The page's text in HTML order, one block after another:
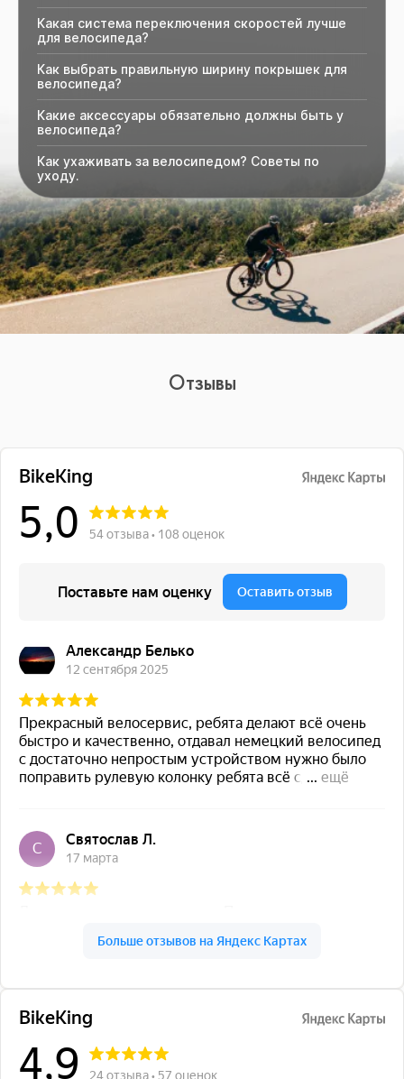
Какая система переключения скоростей лучше
для велосипеда?
Как выбрать правильную ширину покрышек для
велосипеда?
Какие аксессуары обязательно должны быть у
велосипеда?
Как ухаживать за велосипедом? Советы по
уходу.
Отзывы